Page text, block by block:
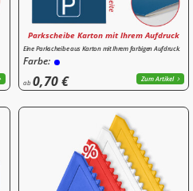
Parkscheibe Karton mit Ihrem Aufdruck
Eine Parkscheibe aus Karton mit Ihrem farbigen Aufdruck.
Farbe:
ab0,70 € Zum Artikel